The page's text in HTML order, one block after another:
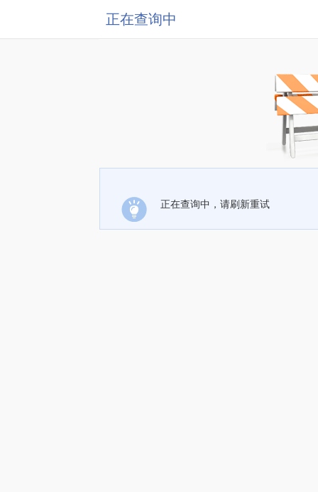
正在查询中
正在查询中，请刷新重试